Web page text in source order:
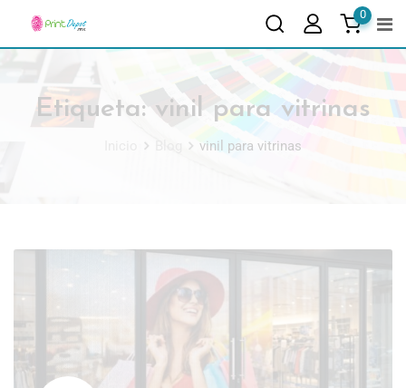
0
Etiqueta: vinil para vitrinas
vinil para vitrinas